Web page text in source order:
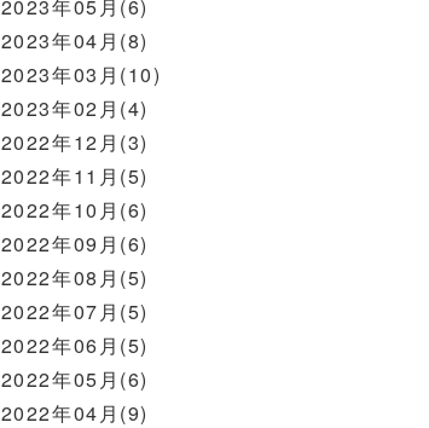
2023年05月(6)
2023年04月(8)
2023年03月(10)
2023年02月(4)
2022年12月(3)
2022年11月(5)
2022年10月(6)
2022年09月(6)
2022年08月(5)
2022年07月(5)
2022年06月(5)
2022年05月(6)
2022年04月(9)